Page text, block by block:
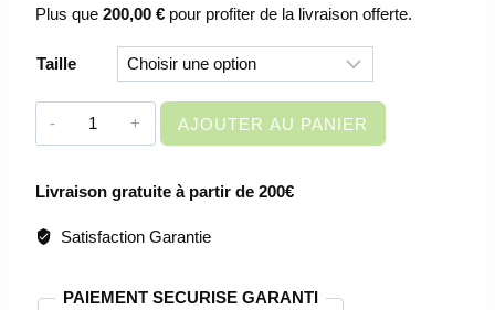
Plus que 200,00 € pour profiter de la livraison offerte.
Taille
quantité
de
SAHARIENNE
-
SAHARIENNE
AJOUTER AU PANIER
Livraison gratuite à partir de 200€
Satisfaction Garantie
PAIEMENT SECURISE GARANTI